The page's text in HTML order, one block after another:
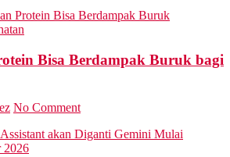
Bisa Berdampak Buruk bagi
No Comment